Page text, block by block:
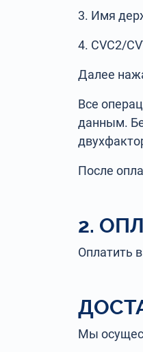
3. Имя
4. CVC2/
Далее
Все
данным.
После
2.
Оплатить
Мы